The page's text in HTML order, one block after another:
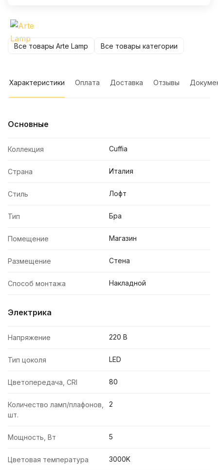
Все товары Arte Lamp Все товары категории
Характеристики Оплата Доставка Отзывы
Основные
Коллекция Cuffia
Страна Италия
Стиль Лофт
Тип Бра
Помещение Магазин
Размещение Стена
Способ монтажа Накладной
Электрика
Напряжение 220 В
Тип цоколя LED
Цветопередача, CRI 80
Количество ламп/плафонов,
шт.
2
Мощность, Вт 5
Цветовая температура 3000K